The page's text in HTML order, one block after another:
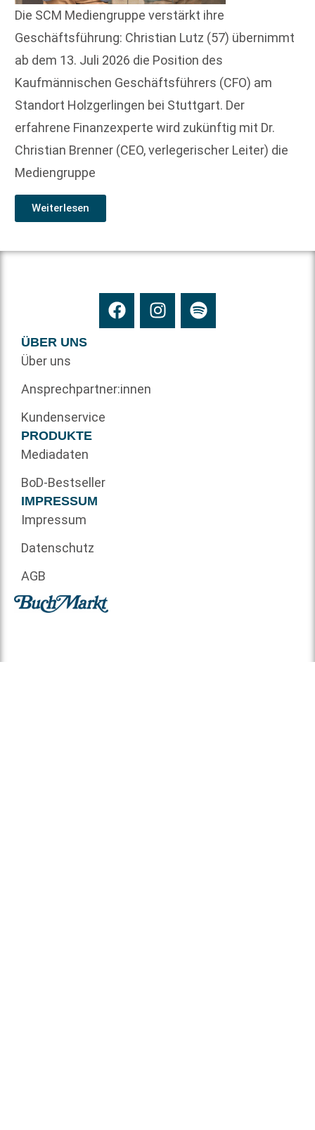
Die SCM Mediengruppe verstärkt ihre
Geschäftsführung: Christian Lutz (57) übernimmt
ab dem 13. Juli 2026 die Position des
Kaufmännischen Geschäftsführers (CFO) am
Standort Holzgerlingen bei Stuttgart. Der
erfahrene Finanzexperte wird zukünftig mit Dr.
Christian Brenner (CEO, verlegerischer Leiter) die
Mediengruppe
Weiterlesen
ÜBER UNS
Über uns
Ansprechpartner:innen
Kundenservice
PRODUKTE
Mediadaten
BoD-Bestseller
IMPRESSUM
Impressum
Datenschutz
AGB